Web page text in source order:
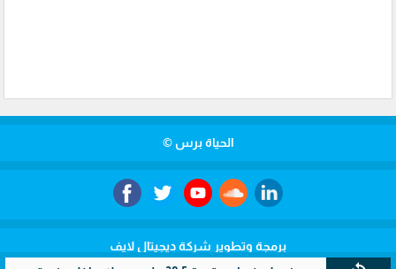
الحياة برس ©
برمجة وتطوير شركة ديجيتال لايف